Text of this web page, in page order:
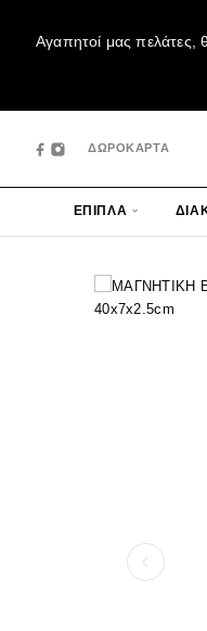
Αγαπητοί μας πελάτες,
ΔΩΡΟΚΑΡΤΑ
ΕΠΙΠΛΑ